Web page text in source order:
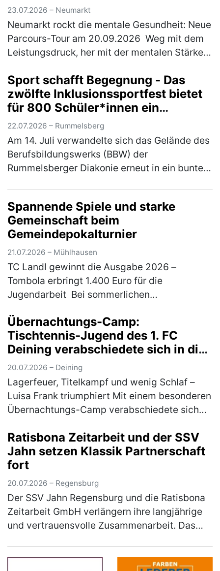
23.07.2026 – Neumarkt
Neumarkt rockt die mentale Gesundheit: Neue
Parcours-Tour am 20.09.2026 Weg mit dem
Leistungsdruck, her mit der mentalen Stärke:
Neumarkt zum Hotspot für Achtsamk…(mehr)
Sport schafft Begegnung - Das
zwölfte Inklusionssportfest bietet
für 800 Schüler*innen ein
vielfältiges Bewegungsangebot
22.07.2026 – Rummelsberg
Am 14. Juli verwandelte sich das Gelände des
Berufsbildungswerks (BBW) der
Rummelsberger Diakonie erneut in ein buntes
(mehr)
Spannende Spiele und starke
Gemeinschaft beim
Gemeindepokalturnier
21.07.2026 – Mühlhausen
TC Landl gewinnt die Ausgabe 2026 –
Tombola erbringt 1.400 Euro für die
Jugendarbeit Bei sommerlichen
das traditionelle Gemeindepokalturnier des
TC 77 Mühl…(mehr)
Übernachtungs-Camp:
Tischtennis-Jugend des 1. FC
Deining verabschiedete sich in die
Sommerpause
20.07.2026 – Deining
Lagerfeuer, Titelkampf und wenig Schlaf –
Luisa Frank triumphiert Mit einem besonderen
Übernachtungs-Camp verabschiedete sich
die Sommerpause. Zum Abschluss…(mehr)
Ratisbona Zeitarbeit und der SSV
Jahn setzen Klassik Partnerschaft
fort
20.07.2026 – Regensburg
Der SSV Jahn Regensburg und die Ratisbona
Zeitarbeit GmbH verlängern ihre langjährige
und vertrauensvolle Zusammenarbeit. Das